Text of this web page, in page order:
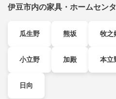
伊豆市内の家具・ホームセン
瓜生野 熊坂 牧之
小立野 加殿 本立
日向